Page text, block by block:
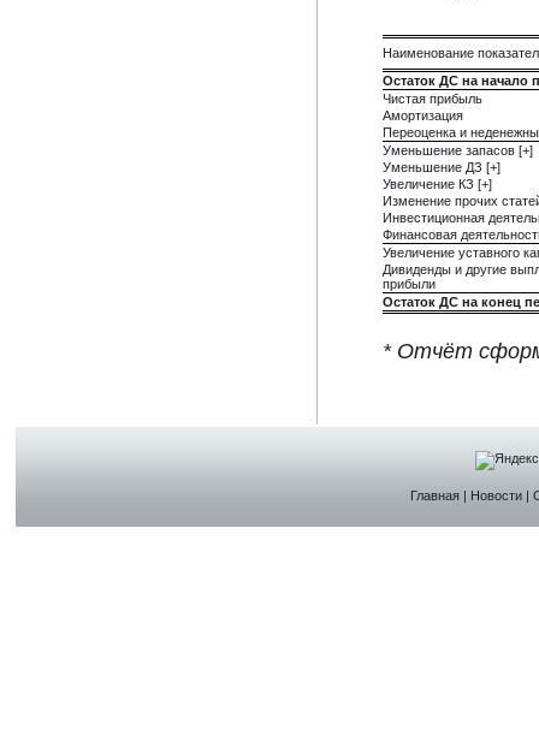
Наименование
Остаток ДС на начало
Чистая прибыль
Амортизация
Переоценка и
Уменьшение запасов [+]
Уменьшение ДЗ [+]
Увеличение КЗ [+]
Изменение прочих
Инвестиционная
Финансовая
Увеличение уставного
Дивиденды и другие
прибыли
Остаток ДС на конец
* Отчёт
Главная| Новости|